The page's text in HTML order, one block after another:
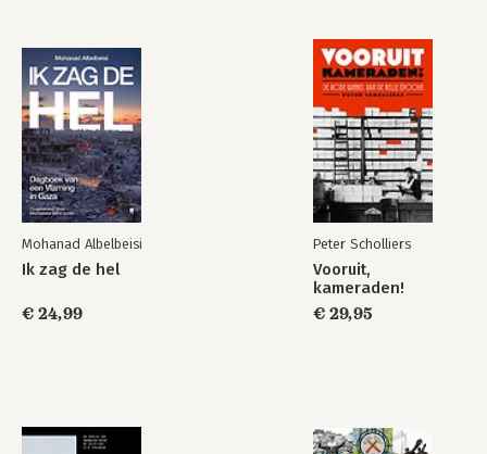
Register van belangrijke personen, plaatsen en
gebeurtenissen 267
Mohanad Albelbeisi
Ik zag de hel
€ 24,99
Peter Scholliers
Vooruit,
kameraden!
€ 29,95